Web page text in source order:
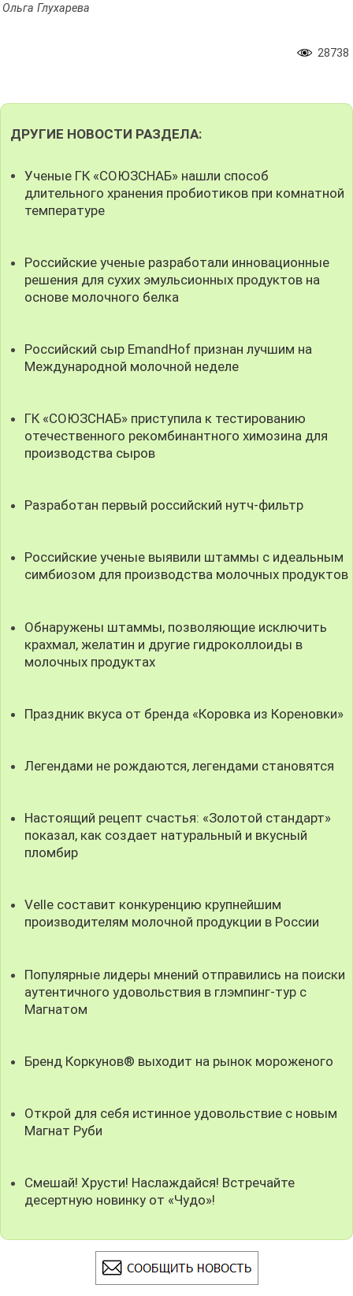
Ольга Глухарева
28738
ДРУГИЕ НОВОСТИ РАЗДЕЛА:
Ученые ГК «СОЮЗСНАБ» нашли способ
длительного хранения пробиотиков при комнатной
температуре
Российские ученые разработали инновационные
решения для сухих эмульсионных продуктов на
основе молочного белка
Российский сыр EmandHof признан лучшим на
Международной молочной неделе
ГК «СОЮЗСНАБ» приступила к тестированию
отечественного рекомбинантного химозина для
производства сыров
Разработан первый российский нутч-фильтр
Российские ученые выявили штаммы с идеальным
симбиозом для производства молочных продуктов
Обнаружены штаммы, позволяющие исключить
крахмал, желатин и другие гидроколлоиды в
молочных продуктах
Праздник вкуса от бренда «Коровка из Кореновки»
Легендами не рождаются, легендами становятся
Настоящий рецепт счастья: «Золотой стандарт»
показал, как создает натуральный и вкусный
пломбир
Velle составит конкуренцию крупнейшим
производителям молочной продукции в России
Популярные лидеры мнений отправились на поиски
аутентичного удовольствия в глэмпинг-тур с
Магнатом
Бренд Коркунов® выходит на рынок мороженого
Открой для себя истинное удовольствие с новым
Магнат Руби
Смешай! Хрусти! Наслаждайся! Встречайте
десертную новинку от «Чудо»!